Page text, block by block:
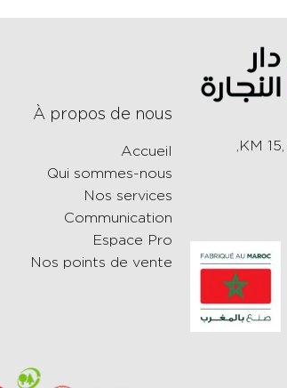
À propos de nous
Accueil
Qui sommes-nous
Nos services
Communication
Espace Pro
Nos points de vente